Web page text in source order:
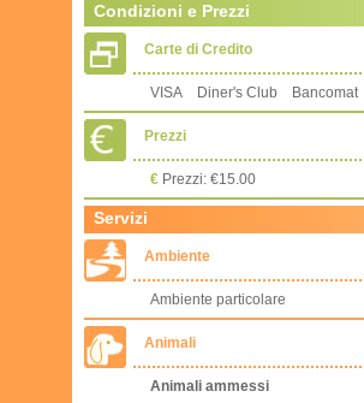
Condizioni e Prezzi
Carte di Credito
VISA Diner's Club
Prezzi
€ Prezzi: €15.00
Servizi
Ambiente
Ambiente particolare
Animali
Animali ammessi